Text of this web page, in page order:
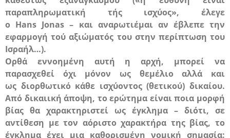
παραπληρωματική τής ισχύος», έλεγε
ο Hans Jonas – και αναρωτιέμαι αν έβλεπε την
εφαρμογή τού αξιώματός του στην περίπτωση του
Ισραήλ…).
Ορθά εννοημένη αυτή η αρχή, μπορεί να
παρασχεθεί όχι μόνον ως θεμέλιο αλλά και
ως διορθωτικό κάθε ισχύοντος (θετικού) δικαίου.
Από δικαιική άποψη, το ερώτημα είναι ποια μορφή
βίας θα χαρακτηριστεί ως έγκλημα – διότι, σε
αντίθεση με τον αόριστο χαρακτήρα της βίας, το
έγκλημα έχει μια καθορισμένη νομική σημασία: